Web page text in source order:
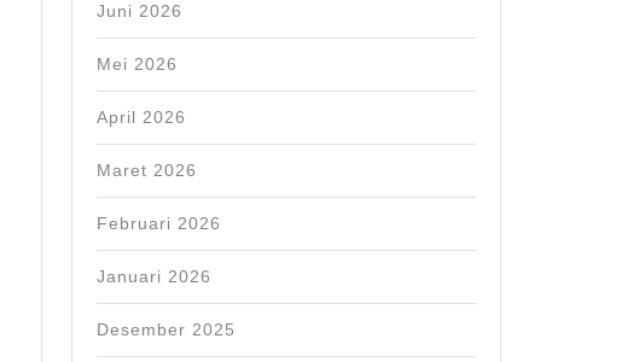
Juni 2026
Mei 2026
April 2026
Maret 2026
Februari 2026
Januari 2026
Desember 2025